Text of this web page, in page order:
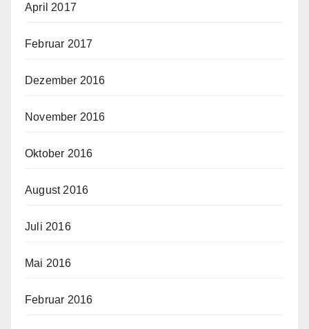
April 2017
Februar 2017
Dezember 2016
November 2016
Oktober 2016
August 2016
Juli 2016
Mai 2016
Februar 2016